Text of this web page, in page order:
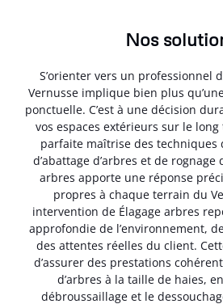
Nos
S’orienter vers un professionnel
Vernusse implique bien plus
ponctuelle. C’est à une décision
vos espaces extérieurs sur le
parfaite maîtrise des techniques
d’abattage d’arbres et de rognage
arbres apporte une réponse
propres à chaque terrain du
intervention de Élagage arbres
approfondie de l’environnement,
des attentes réelles du client.
d’assurer des prestations
d’arbres à la taille de haies,
débroussaillage et le